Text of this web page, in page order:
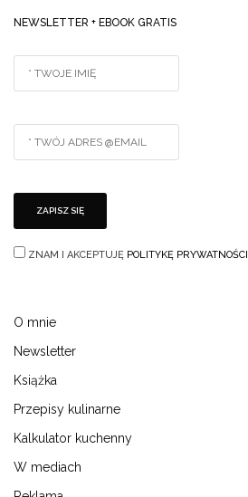
NEWSLETTER + EBOOK GRATIS
ZNAM I AKCEPTUJĘ POLITYKĘ PRYWATNOŚCI
O mnie
Newsletter
Książka
Przepisy kulinarne
Kalkulator kuchenny
W mediach